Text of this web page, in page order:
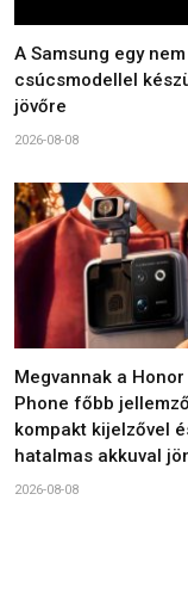
A Samsung egy
csúcsmodellel
jövőre
2026-08-08
Megvannak a
Phone főbb
kompakt kijelzővel
hatalmas akkuval
2026-08-08